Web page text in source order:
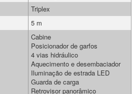
Triplex
5 m
Cabine
Posicionador de garfos
4 vias hidráulico
Aquecimento e desembaciador
Iluminação de estrada LED
Guarda de carga
Retrovisor panorâmico